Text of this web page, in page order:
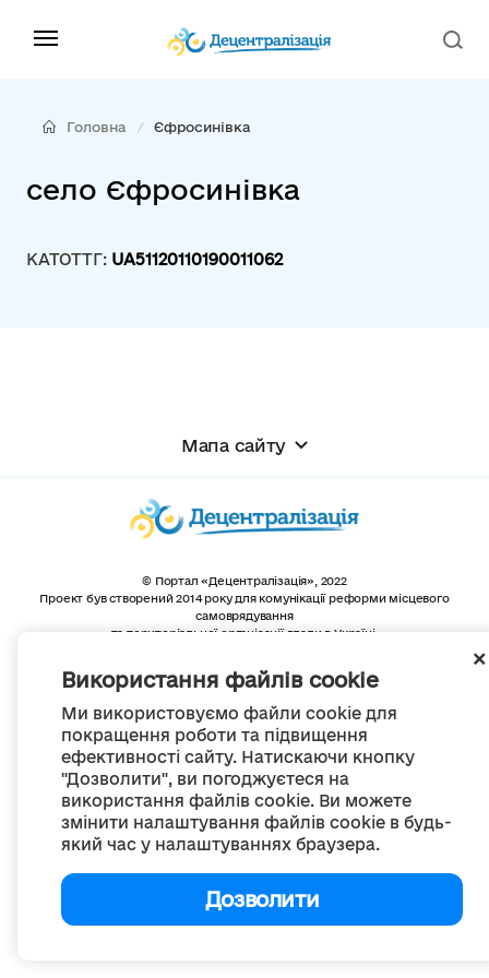
Використання файлів cookie
Ми використовуємо файли cookie для
покращення роботи та підвищення
ефективності сайту. Натискаючи кнопку
"Дозволити", ви погоджуєтеся на
використання файлів cookie. Ви можете
змінити налаштування файлів cookie в будь-
який час у налаштуваннях браузера.
Дозволити
Головна Єфросинівка
село Єфросинівка
КАТОТТГ: UA51120110190011062
Мапа сайту
© Портал «Децентралізація», 2022
Проект був створений 2014 року для комунікації реформи місцевого
самоврядування
та територіальної організації влади в Україні.
Весь контент доступний за ліцензією
Creative Commons Attribution 4.0 International license,
якщо не зазначено інше